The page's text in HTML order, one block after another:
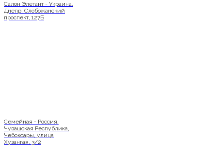
Салон Элегант - Украина,
Днепр, Слобожанский
проспект, 127Б
Семейная - Россия,
Чувашская Республика,
Чебоксары, улица
Хузангая, 3/2